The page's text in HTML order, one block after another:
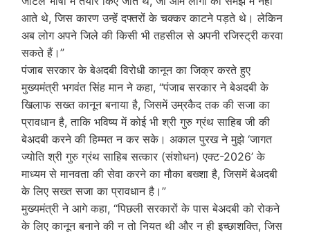
आते थे, जिस कारण उन्हें दफ्तरों के चक्कर काटने पड़ते थे। लेकिन
अब लोग अपने जिले की किसी भी तहसील से अपनी रजिस्ट्री करवा
सकते हैं।”
पंजाब सरकार के बेअदबी विरोधी कानून का जिक्र करते हुए
मुख्यमंत्री भगवंत सिंह मान ने कहा, “पंजाब सरकार ने बेअदबी के
खिलाफ सख्त कानून बनाया है, जिसमें उम्रकैद तक की सजा का
प्रावधान है, ताकि भविष्य में कोई भी श्री गुरु ग्रंथ साहिब जी की
बेअदबी करने की हिम्मत न कर सके। अकाल पुरख ने मुझे ‘जागत
ज्योति श्री गुरु ग्रंथ साहिब सत्कार (संशोधन) एक्ट-2026’ के
माध्यम से मानवता की सेवा करने का मौका बख्शा है, जिसमें बेअदबी
के लिए सख्त सजा का प्रावधान है।”
मुख्यमंत्री ने आगे कहा, “पिछली सरकारों के पास बेअदबी को रोकने
के लिए कानून बनाने की न तो नियत थी और न ही इच्छाशक्ति, जिस